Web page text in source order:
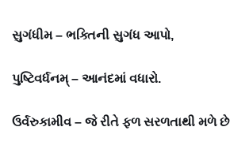
સુગંધીમ – ભક્તિની સુગંધ આપો,
પુષ્ટિવર્ધનમ્ – આનંદમાં વધારો.
ઉર્વરુકામીવ – જે રીતે ફળ સરળતાથી મળે છે